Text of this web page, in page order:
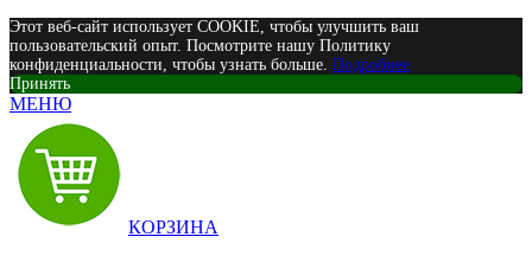
Этот веб-сайт использует COOKIE, чтобы улучшить ваш
пользовательский опыт. Посмотрите нашу Политику
конфиденциальности, чтобы узнать больше. Подробнее
Принять
МЕНЮ
КОРЗИНА